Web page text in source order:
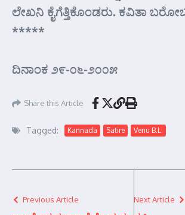
ಲೇಖನಿ ಕೈಗೆತ್ತಿಕೊಂಡರು. ಕವಿತಾ
*****
ದಿನಾಂಕ ೨೯-೦೬-೨೦೦೫
Share this Article
Tagged: Kannada Satire Venu B.L.
Previous Article Next Article